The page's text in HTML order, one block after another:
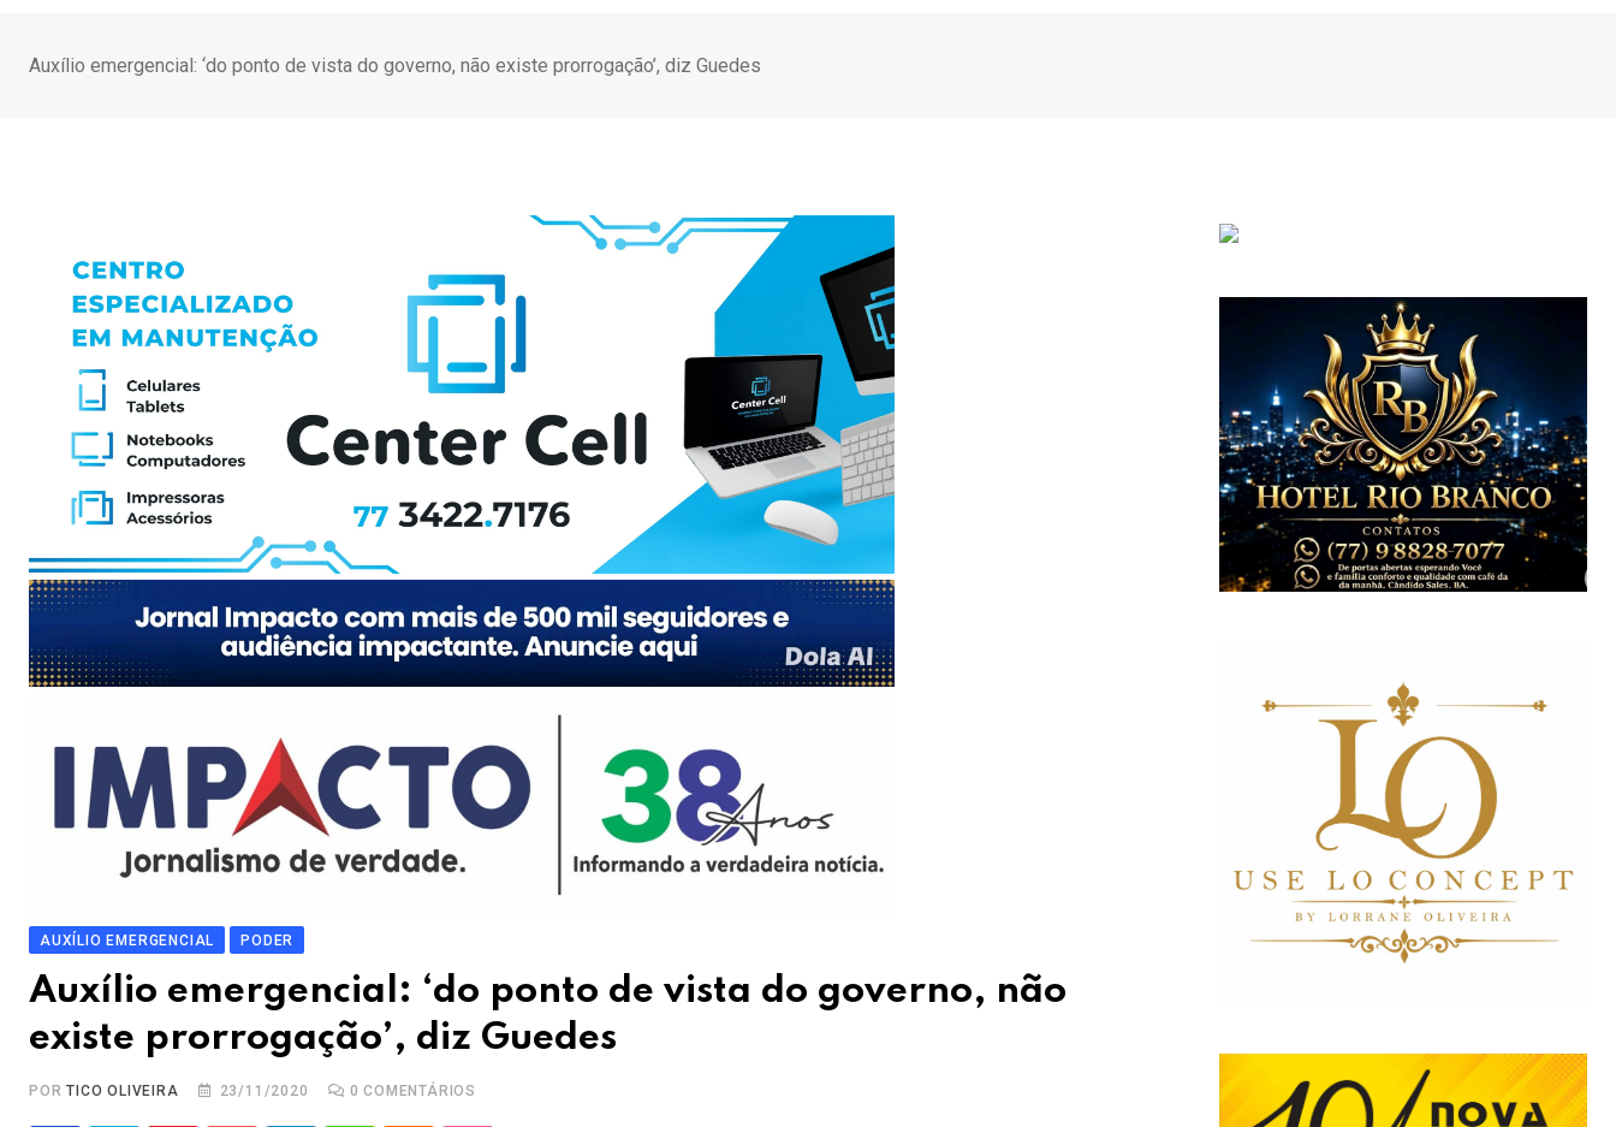
Auxílio emergencial: ‘do ponto de vista do governo, não existe prorrogação’, diz Guedes
AUXÍLIO EMERGENCIAL PODER
Auxílio emergencial: ‘do ponto de vista do governo, não
existe prorrogação’, diz Guedes
PORTICO OLIVEIRA 23/11/2020 0 COMENTÁRIOS